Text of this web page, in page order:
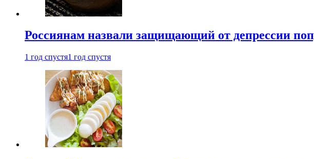
Россиянам назвали защищающий от депрессии
1 год спустя1 год спустя